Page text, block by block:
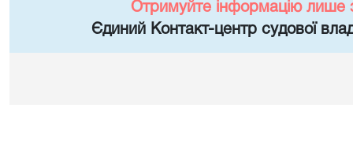
Отримуйте інформацію лише
Єдиний Контакт-центр судової